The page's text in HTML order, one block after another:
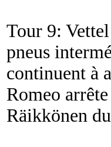
Tour 9:
pneus
continuent à
Romeo
Räikkönen